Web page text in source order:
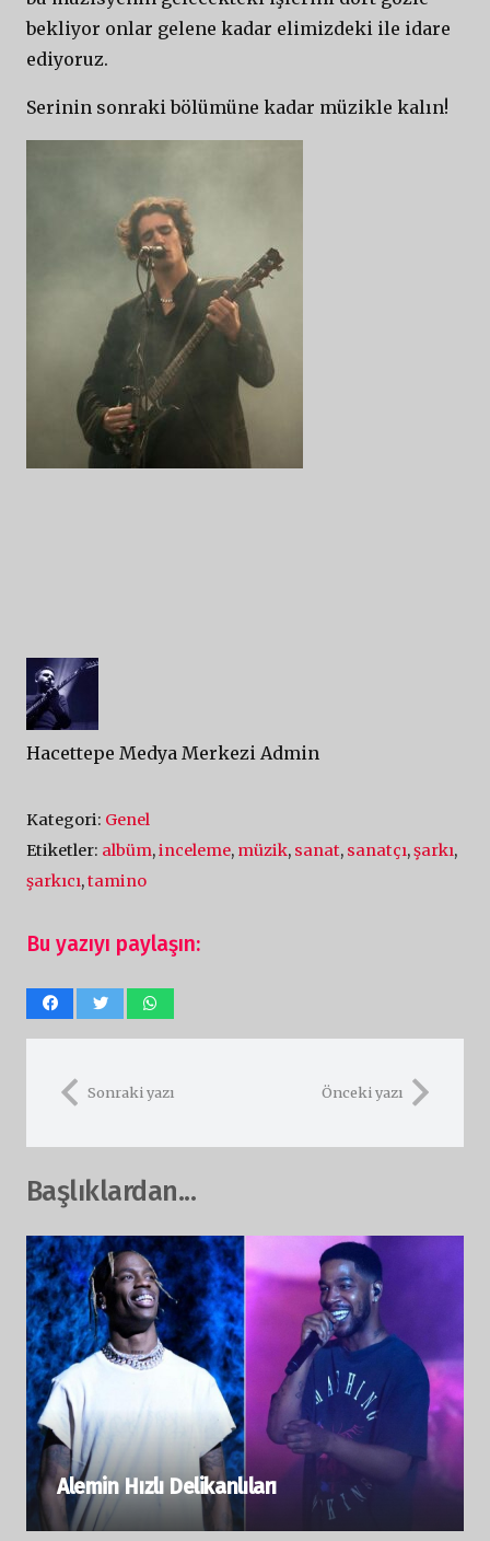
bekliyor onlar gelene kadar elimizdeki ile idare
ediyoruz.
Serinin sonraki bölümüne kadar müzikle kalın!
Hacettepe Medya Merkezi Admin
Kategori: Genel
Etiketler: albüm,inceleme, müzik, sanat, sanatçı,şarkı,
şarkıcı,tamino
Bu yazıyı paylaşın:
Sonraki yazı Önceki yazı
Başlıklardan...
Alemin Hızlı Delikanlıları